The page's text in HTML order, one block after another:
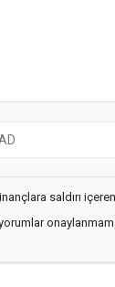
saldırı